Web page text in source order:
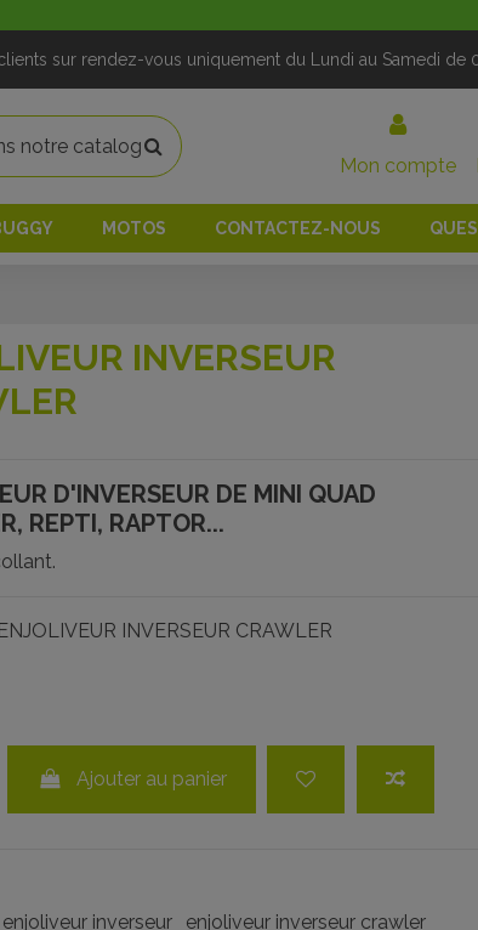
sur rendez-vous uniquement du Lundi au Samedi de
Mon compte
MOTOS CONTACTEZ-NOUS
INVERSEUR
D'INVERSEUR DE MINI QUAD
REPTI, RAPTOR...
ENJOLIVEUR INVERSEUR CRAWLER
Ajouter au panier
enjoliveur inverseur enjoliveur inverseur crawler